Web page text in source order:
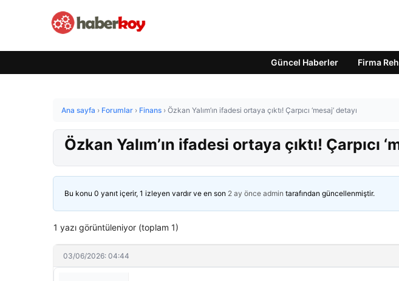
Güncel Haberler Firma
Ana sayfa › Forumlar › Finans › Özkan Yalım’ın ifadesi ortaya çıktı! Çarpıcı ‘mesaj’ detayı
Özkan Yalım’ın ifadesi ortaya çıktı! Çarpıcı
Bu konu 0 yanıt içerir, 1 izleyen vardır ve en son 2 ay önce admin tarafından güncellenmiştir.
1 yazı görüntüleniyor (toplam 1)
03/06/2026: 04:44